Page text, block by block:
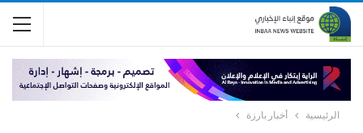
الرئيسية أخبار بارزة